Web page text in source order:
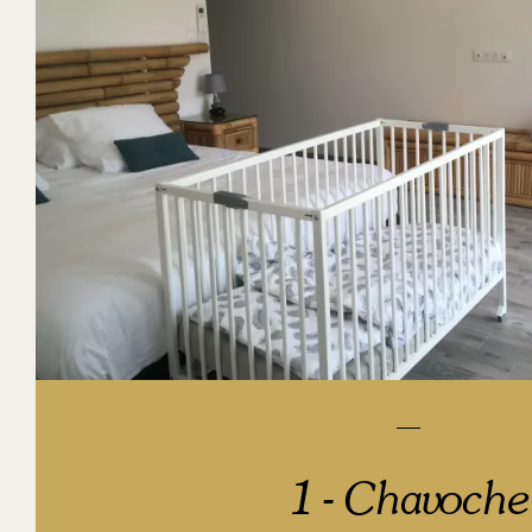
1 - Chavoche